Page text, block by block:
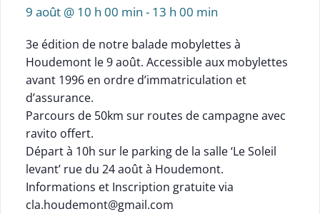
9 août @ 10 h 00 min - 13 h 00 min
3e édition de notre balade mobylettes à
Houdemont le 9 août. Accessible aux mobylettes
avant 1996 en ordre d’immatriculation et
d’assurance.
Parcours de 50km sur routes de campagne avec
ravito offert.
Départ à 10h sur le parking de la salle ‘Le Soleil
levant’ rue du 24 août à Houdemont.
Informations et Inscription gratuite via
cla.houdemont@gmail.com